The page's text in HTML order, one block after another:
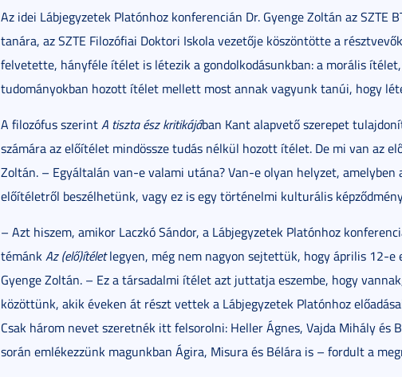
Az idei Lábjegyzetek Platónhoz konferencián Dr. Gyenge Zoltán az SZTE
tanára, az SZTE Filozófiai Doktori Iskola vezetője köszöntötte a
felvetette, hányféle ítélet is létezik a gondolkodásunkban: a morális
tudományokban hozott ítélet mellett most annak vagyunk tanúi, hogy
A filozófus szerintA tiszta ész kritikájában Kant alapvető szerepet
számára az előítélet mindössze tudás nélkül hozott ítélet. De mi van az
Zoltán. – Egyáltalán van-e valami utána? Van-e olyan helyzet,
előítéletről beszélhetünk, vagy ez is egy történelmi kulturális
– Azt hiszem, amikor Laczkó Sándor, a Lábjegyzetek Platónhoz
témánkAz (elő)ítéletlegyen, még nem nagyon sejtettük, hogy április 12-e
Gyenge Zoltán. – Ez a társadalmi ítélet azt juttatja eszembe, hogy
közöttünk, akik éveken át részt vettek a Lábjegyzetek Platónhoz
Csak három nevet szeretnék itt felsorolni: Heller Ágnes, Vajda Mihály és
során emlékezzünk magunkban Ágira, Misura és Bélára is – fordult a